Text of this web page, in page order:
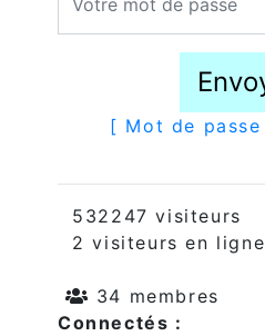
[ Mot de passe
532247 visiteurs
2 visiteurs en ligne
34 membres
Connectés :